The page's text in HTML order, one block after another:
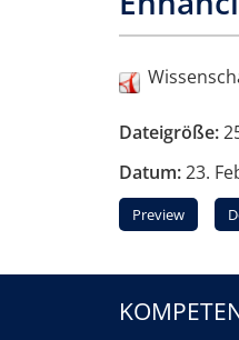
Dateigröße:
Datum:23.
Preview